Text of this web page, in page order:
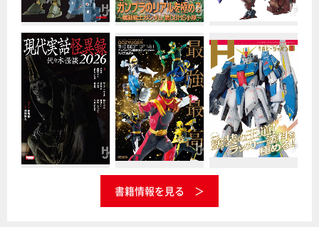
書籍情報を見る